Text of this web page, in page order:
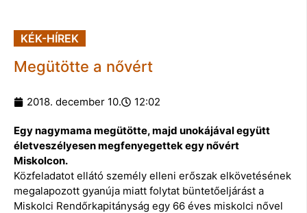
KÉK-HÍREK
Megütötte a nővért
2018. december 10. 12:02
Egy nagymama megütötte, majd unokájával együtt
életveszélyesen megfenyegettek egy nővért
Miskolcon.
Közfeladatot ellátó személy elleni erőszak elkövetésének
megalapozott gyanúja miatt folytat büntetőeljárást a
Miskolci Rendőrkapitányság egy 66 éves miskolci nővel